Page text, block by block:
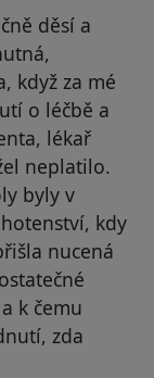
děsí a
když za mé
o léčbě a
lékař
neplatilo.
byly v
kdy
nucená
k čemu
zda